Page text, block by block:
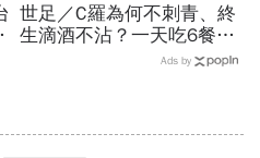
世足／C羅為何不刺青、終
生滴酒不沾？一天吃6餐體
脂率7%驚人...揭密41歲
Ads by